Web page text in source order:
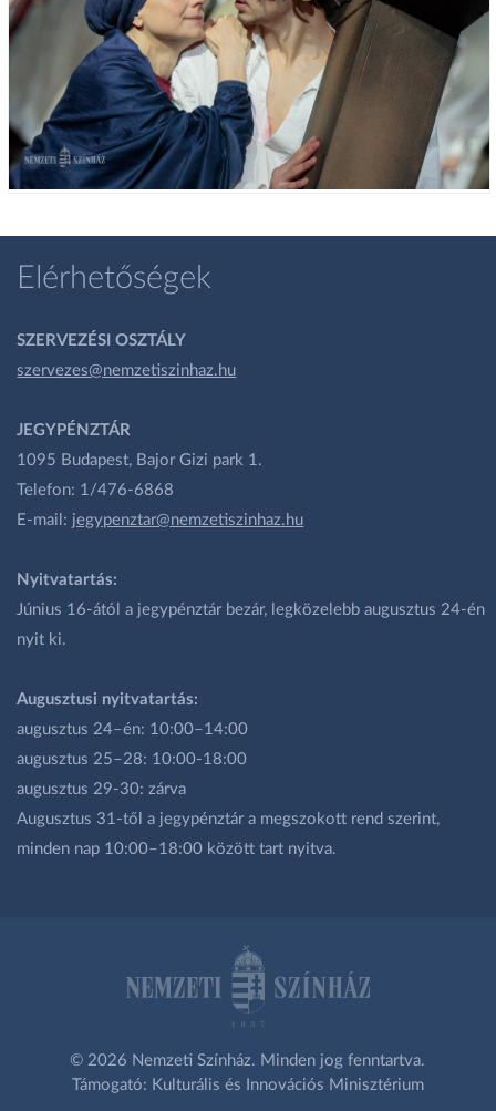
Elérhetőségek
SZERVEZÉSI OSZTÁLY
szervezes@nemzetiszinhaz.hu
JEGYPÉNZTÁR
1095 Budapest, Bajor Gizi park 1.
Telefon: 1/476-6868
E-mail: jegypenztar@nemzetiszinhaz.hu
Nyitvatartás:
Június 16-ától a jegypénztár bezár, legközelebb augusztus 24-én
nyit ki.
Augusztusi nyitvatartás:
augusztus 24–én: 10:00–14:00
augusztus 25–28: 10:00-18:00
augusztus 29-30: zárva
Augusztus 31-től a jegypénztár a megszokott rend szerint,
minden nap 10:00–18:00 között tart nyitva.
© 2026 Nemzeti Színház. Minden jog fenntartva.
Támogató: Kulturális és Innovációs Minisztérium